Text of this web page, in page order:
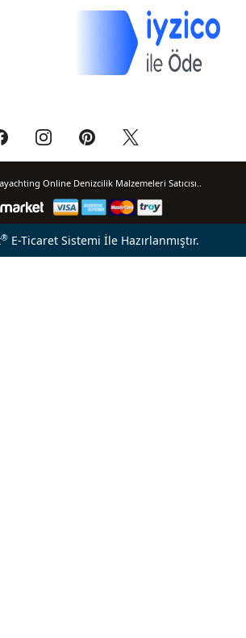
Online Denizcilik Malzemeleri Satıcısı..
®E-Ticaret Sistemi İle Hazırlanmıştır.